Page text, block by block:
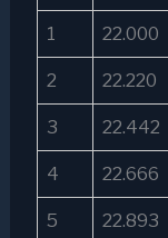
1 22.000
2 22.220
3 22.442
4 22.666
5 22.893